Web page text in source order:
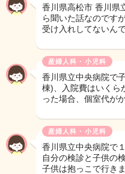
香川県高松市 香川県
ら聞いた話なのです
受け入れしてないん
産婦人科・小児科
香川県立中央病院で
棟)、入院費はいくら
った場合、個室代が
産婦人科・小児科
香川県立中央病院で
自分の検診と子供の
子供は抱っこで行き